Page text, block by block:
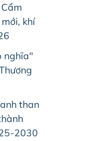
khí
nghĩa"
than
2030